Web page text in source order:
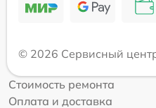
© 2026 Сервисный
Стоимость ремонта
Оплата и доставка